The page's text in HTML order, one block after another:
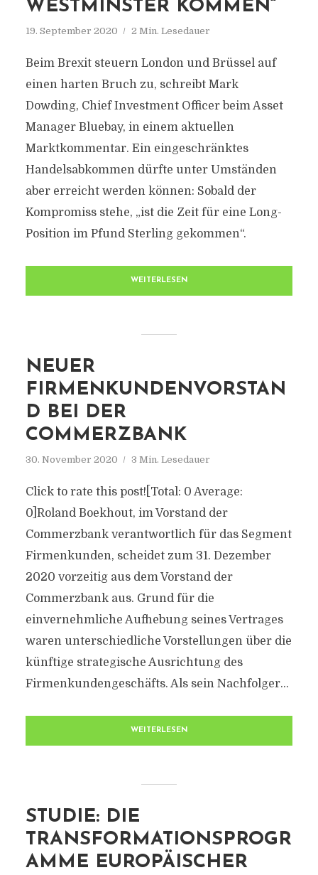
WESTMINSTER KOMMEN“
19. September 2020 2 Min. Lesedauer
Beim Brexit steuern London und Brüssel auf
einen harten Bruch zu, schreibt Mark
Dowding, Chief Investment Officer beim Asset
Manager Bluebay, in einem aktuellen
Marktkommentar. Ein eingeschränktes
Handelsabkommen dürfte unter Umständen
aber erreicht werden können: Sobald der
Kompromiss stehe, „ist die Zeit für eine Long-
Position im Pfund Sterling gekommen“.
WEITERLESEN
NEUER
FIRMENKUNDENVORSTAN
D BEI DER
COMMERZBANK
30. November 2020 3 Min. Lesedauer
Click to rate this post![Total: 0 Average:
0]Roland Boekhout, im Vorstand der
Commerzbank verantwortlich für das Segment
Firmenkunden, scheidet zum 31. Dezember
2020 vorzeitig aus dem Vorstand der
Commerzbank aus. Grund für die
einvernehmliche Aufhebung seines Vertrages
waren unterschiedliche Vorstellungen über die
künftige strategische Ausrichtung des
Firmenkundengeschäfts. Als sein Nachfolger...
WEITERLESEN
STUDIE: DIE
TRANSFORMATIONSPROGR
AMME EUROPÄISCHER